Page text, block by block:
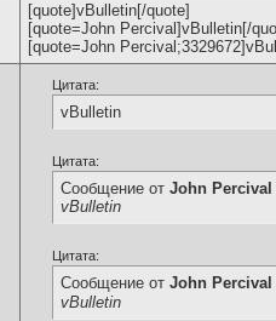
[quote]vBulletin[/quote]
[quote=John Percival]vBulletin[/
[quote=John
Цитата:
vBulletin
Цитата:
Сообщение от John Percival
vBulletin
Цитата:
Сообщение от John Percival
vBulletin